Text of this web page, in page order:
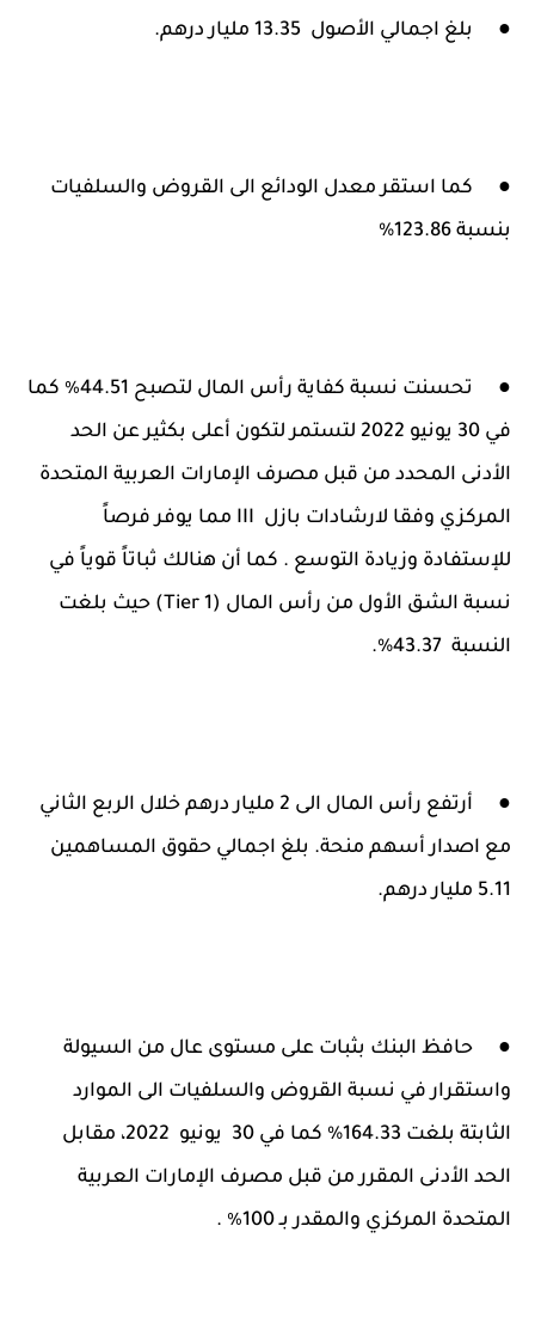
● بلغ اجمالي الأصول 13.35 مليار درهم.
●
كما استقر معدل الودائع الى القروض والسلفيات
بنسبة 123.86%
●
تحسنت نسبة كفاية رأس المال لتصبح 44.51٪ كما
في 30 يونيو 2022 لتستمر لتكون أعلى بكثير عن الحد
الأدنى المحدد من قبل مصرف الإمارات العربية المتحدة
المركزي وفقا لارشادات بازل III مما يوفر فرصاً
للإستفادة وزيادة التوسع . كما أن هنالك ثباتاً قوياً في
نسبة الشق الأول من رأس المال (Tier 1) حيث بلغت
النسبة 43.37%.
●
أرتفع رأس المال الى 2 مليار درهم خلال الربع الثاني
مع اصدار أسهم منحة. بلغ اجمالي حقوق المساهمين
5.11 مليار درهم.
●
حافظ البنك بثبات على مستوى عال من السيولة
واستقرار في نسبة القروض والسلفيات الى الموارد
الثابتة بلغت 164.33% كما في 30 يونيو 2022، مقابل
الحد الأدنى المقرر من قبل مصرف الإمارات العربية
المتحدة المركزي والمقدر بـ 100٪ .